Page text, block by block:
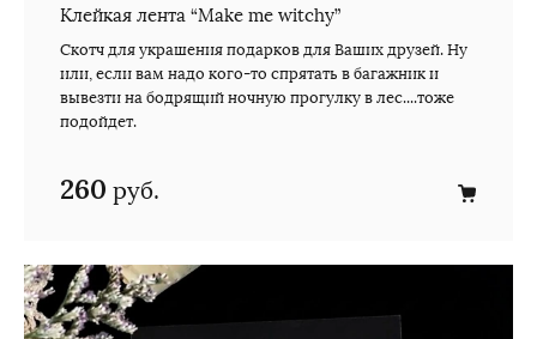
Клейкая лента “Make me witchy”
Скотч для украшения подарков для Ваших друзей. Ну
или, если вам надо кого-то спрятать в багажник и
вывезти на бодрящий ночную прогулку в лес....тоже
подойдет.
260 руб.